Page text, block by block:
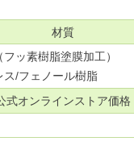
材質
ッ素樹脂塗膜加工）
/フェノール樹脂
式オンラインストア価格